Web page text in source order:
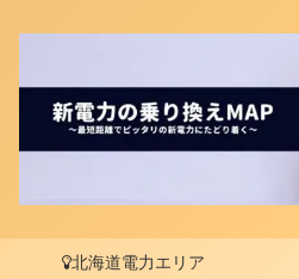
北海道電力エリア